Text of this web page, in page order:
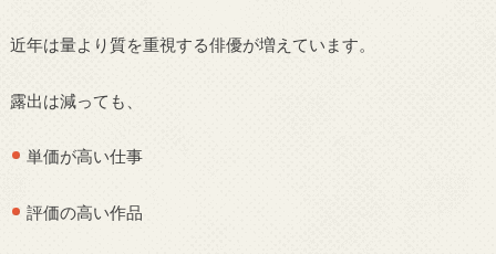
近年は量より質を重視する俳優が増えています。
露出は減っても、
単価が高い仕事
評価の高い作品